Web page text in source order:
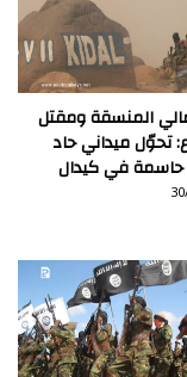
المنسقة ومقتل
تحوّل ميداني حاد
حاسمة في كيدال